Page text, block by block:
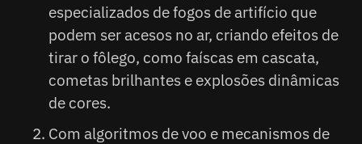
especializados de fogos de artifício que
podem ser acesos no ar, criando efeitos de
tirar o fôlego, como faíscas em cascata,
cometas brilhantes e explosões dinâmicas
de cores.
Com algoritmos de voo e mecanismos de